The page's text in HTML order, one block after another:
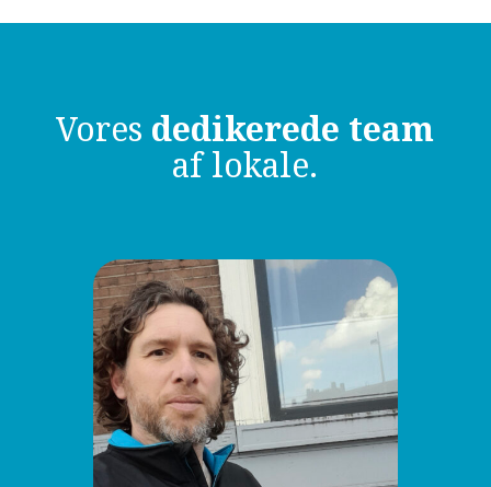
Vores dedikerede team
af lokale.